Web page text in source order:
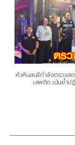
หัวหินสนธิกำลังตรวจส
เสพติด เน้นย้ำป